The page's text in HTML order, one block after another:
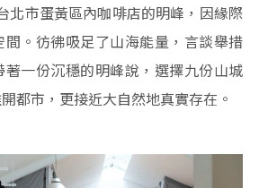
北市蛋黃區內咖啡店的明峰，因緣際
。彷彿吸足了山海能量，言談舉措
一份沉穩的明峰說，選擇九份山城
都市，更接近大自然地真實存在。